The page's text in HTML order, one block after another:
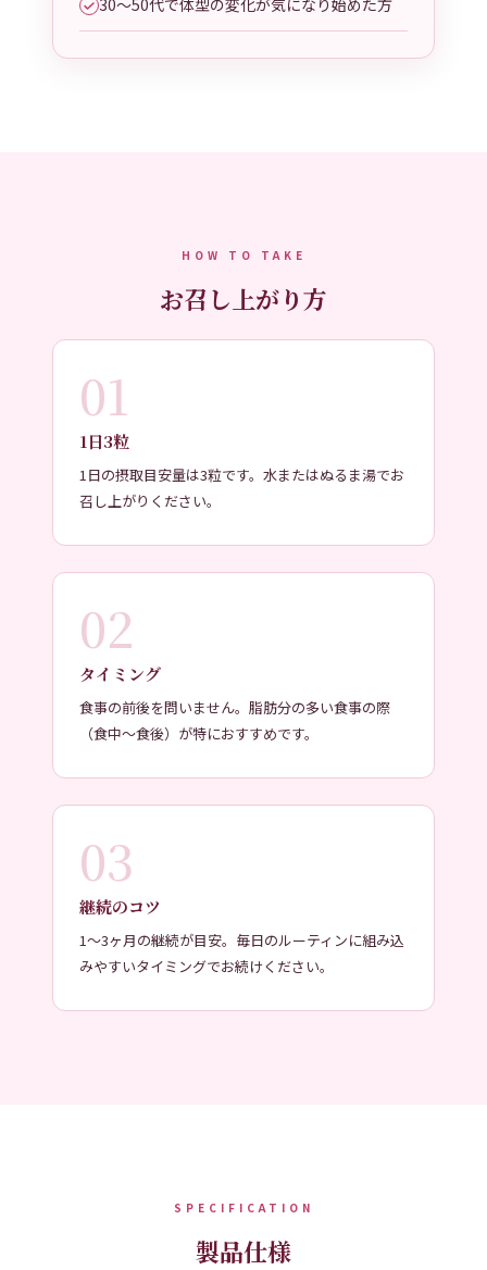
30〜50代で体型の変化が気になり始めた方
HOW TO TAKE
お召し上がり方
01
1日3粒
1日の摂取目安量は3粒です。水またはぬるま湯でお
召し上がりください。
02
タイミング
食事の前後を問いません。脂肪分の多い食事の際
（食中〜食後）が特におすすめです。
03
継続のコツ
1〜3ヶ月の継続が目安。毎日のルーティンに組み込
みやすいタイミングでお続けください。
SPECIFICATION
製品仕様